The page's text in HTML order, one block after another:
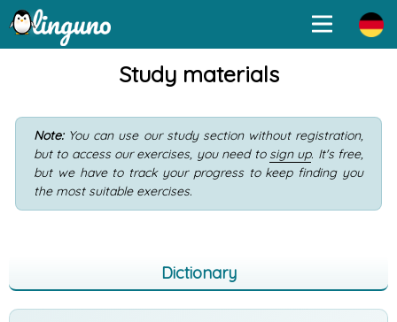
Study materials
Note:You can use our study section without registration,
but to access our exercises, you need to sign up. It's free,
but we have to track your progress to keep finding you
the most suitable exercises.
Dictionary